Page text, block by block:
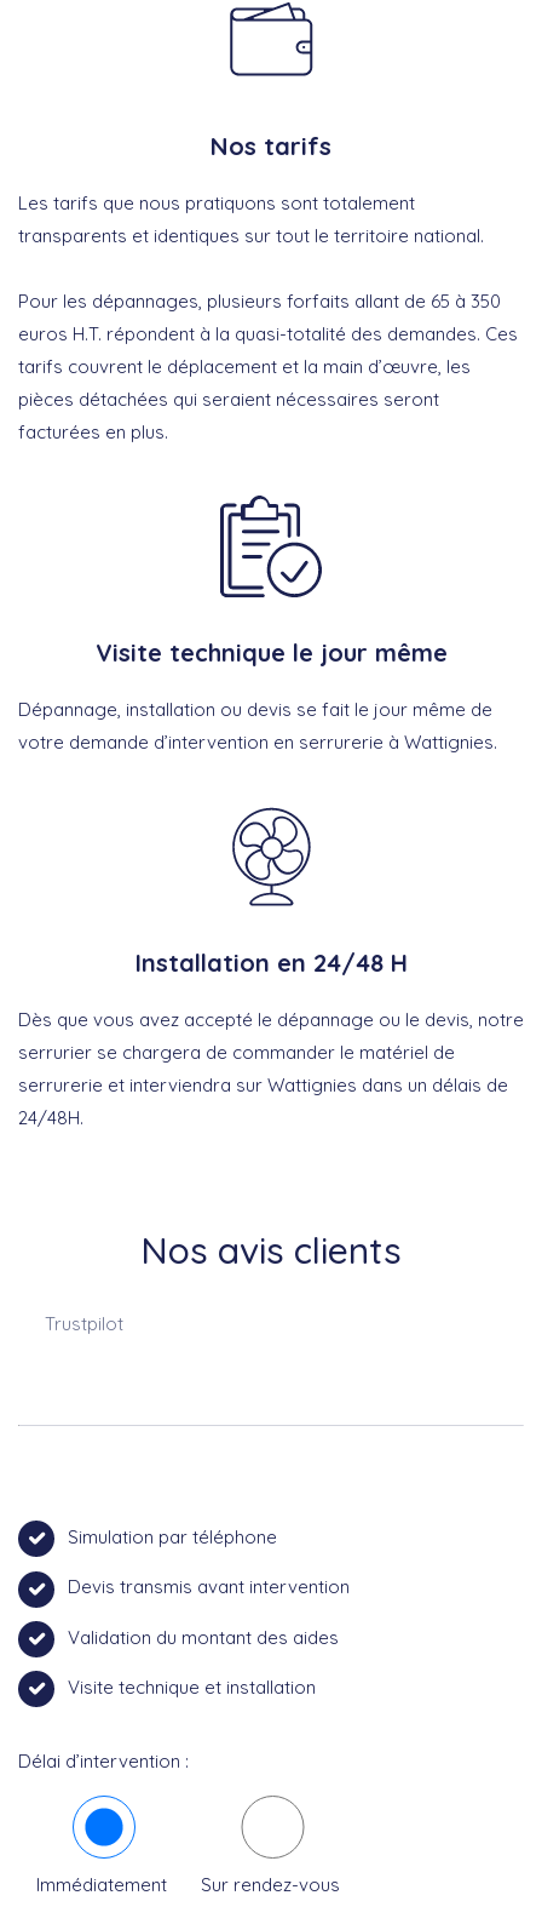
Nos tarifs
Les tarifs que nous pratiquons sont totalement
transparents et identiques sur tout le territoire national.
Pour les dépannages, plusieurs forfaits allant de 65 à 350
euros H.T. répondent à la quasi-totalité des demandes. Ces
tarifs couvrent le déplacement et la main d’œuvre, les
pièces détachées qui seraient nécessaires seront
facturées en plus.
Visite technique le jour même
Dépannage, installation ou devis se fait le jour même de
votre demande d’intervention en serrurerie à Wattignies.
Installation en 24/48 H
Dès que vous avez accepté le dépannage ou le devis, notre
serrurier se chargera de commander le matériel de
serrurerie et interviendra sur Wattignies dans un délais de
24/48H.
Nos avis clients
Trustpilot
Simulation par téléphone
Devis transmis avant intervention
Validation du montant des aides
Visite technique et installation
Délai d’intervention :
Immédiatement Sur rendez-vous